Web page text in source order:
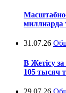
миллиарда
31.07.26
В Жетісу
105 тысяч
29.07.26